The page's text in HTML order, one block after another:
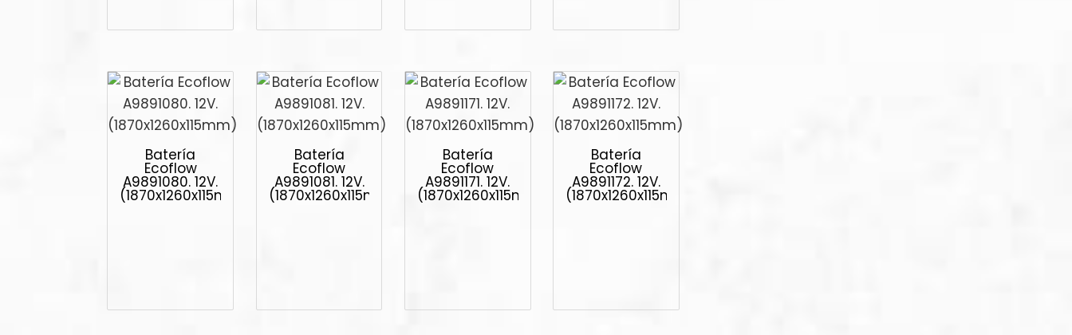
Batería
Ecoflow
A9891080. 12V.
(1870x1260x115mm)
Batería
Ecoflow
A9891081. 12V.
(1870x1260x115mm)
Batería
Ecoflow
A9891171. 12V.
(1870x1260x115mm)
Batería
Ecoflow
A9891172. 12V.
(1870x1260x115mm)